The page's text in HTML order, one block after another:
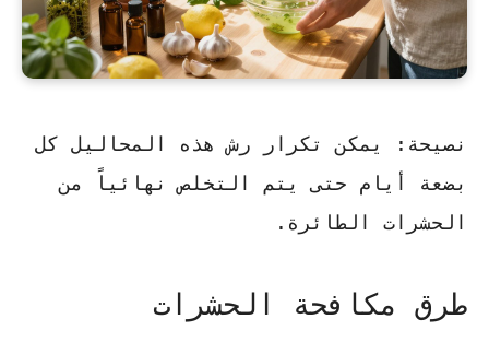
نصيحة:
يمكن تكرار رش هذه المحاليل كل
بضعة أيام حتى يتم التخلص نهائياً من
الحشرات الطائرة.
طرق مكافحة الحشرات